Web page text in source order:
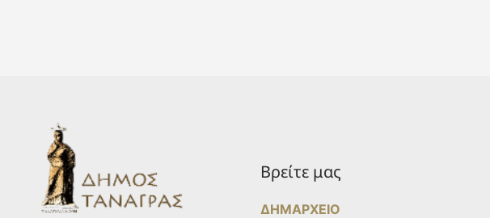
Βρείτε μας
ΔΗΜΑΡΧΕΙΟ